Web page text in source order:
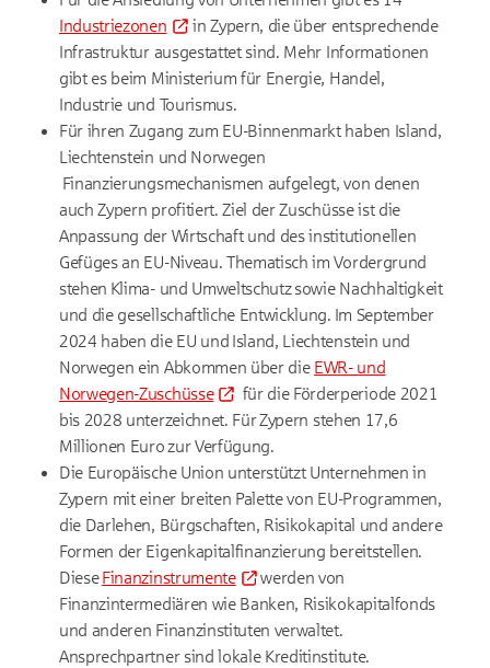
Industriezonen
in Zypern, die über entsprechende
Infrastruktur ausgestattet sind. Mehr Informationen
gibt es beim Ministerium für Energie, Handel,
Industrie und Tourismus.
Für ihren Zugang zum EU-Binnenmarkt haben Island,
Liechtenstein und Norwegen
Finanzierungsmechanismen aufgelegt, von denen
auch Zypern profitiert. Ziel der Zuschüsse ist die
Anpassung der Wirtschaft und des institutionellen
Gefüges an EU-Niveau. Thematisch im Vordergrund
stehen Klima- und Umweltschutz sowie Nachhaltigkeit
und die gesellschaftliche Entwicklung. Im September
2024 haben die EU und Island, Liechtenstein und
Norwegen ein Abkommen über die EWR- und
Norwegen-Zuschüsse
für die Förderperiode 2021
bis 2028 unterzeichnet. FürZypern stehen 17,6
Millionen Euro zur Verfügung.
Die Europäische Union unterstützt Unternehmen in
Zypern mit einer breiten Palette von EU-Programmen,
die Darlehen, Bürgschaften, Risikokapital und andere
Formen der Eigenkapitalfinanzierung bereitstellen.
DieseFinanzinstrumente
werden von
Finanzintermediären wie Banken, Risikokapitalfonds
und anderen Finanzinstituten verwaltet.
Ansprechpartner sind lokale Kreditinstitute.